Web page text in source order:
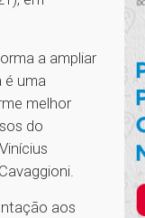
a ampliar
é uma
melhor
do
aos